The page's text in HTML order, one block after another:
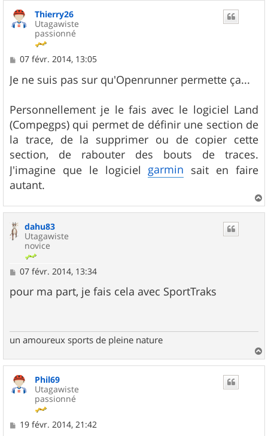
Thierry26
Utagawiste
passionné
M
s
s
g
e
07 févr. 2014, 13:05
Je ne suis pas sur qu'Openrunner permette ça...
Personnellement je le fais avec le logiciel Land
(Compegps) qui permet de définir une section de
la trace, de la supprimer ou de copier cette
section, de rabouter des bouts de traces.
J'imagine que le logiciel garmin sait en faire
autant.
a
dahu83
Utagawiste
novice
M
s
s
07 févr. 2014, 13:34
pour ma part, je fais cela avec SportTraks
un amoureux sports de pleine nature
a
Phil69
Utagawiste
passionné
M19 févr. 2014, 21:42